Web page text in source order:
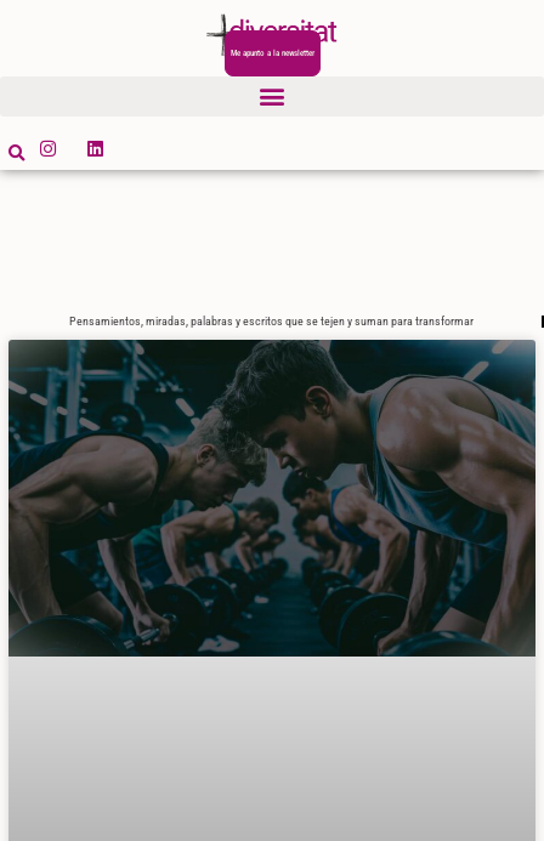
Me apunto a la newsletter
Pensamientos, miradas, palabras y escritos que se tejen y suman para transformar